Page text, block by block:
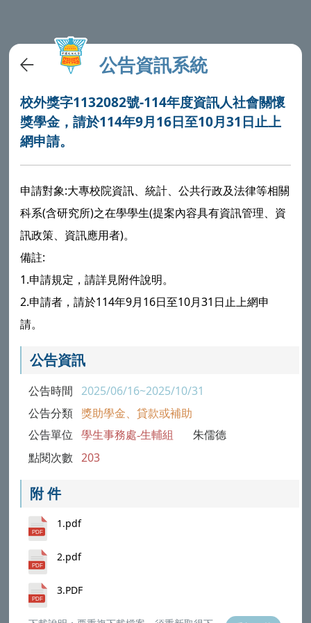
公告資訊系統
校外獎字1132082號-114年度資訊人社會關懷
獎學金，請於114年9月16日至10月31日止上
網申請。
申請對象:大專校院資訊、統計、公共行政及法律等相關
科系(含研究所)之在學學生(提案內容具有資訊管理、資
訊政策、資訊應用者)。
備註:
1.申請規定，請詳見附件說明。
2.申請者，請於114年9月16日至10月31日止上網申
請。
公告資訊
公告時間 2025/06/16~2025/10/31
公告分類 獎助學金、貸款或補助
公告單位 學生事務處-生輔組 朱儒德
點閱次數 203
附 件
1.pdf
2.pdf
3.PDF